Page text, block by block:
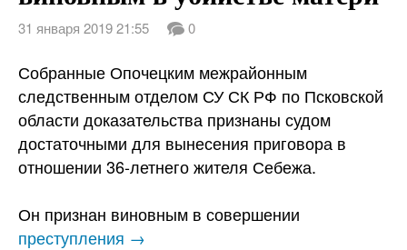
31 января 2019 21:55 0
Собранные Опочецким межрайонным
следственным отделом СУ СК РФ по Псковской
области доказательства признаны судом
достаточными для вынесения приговора в
отношении 36-летнего жителя Себежа.
Он признан виновным в совершении
преступления →